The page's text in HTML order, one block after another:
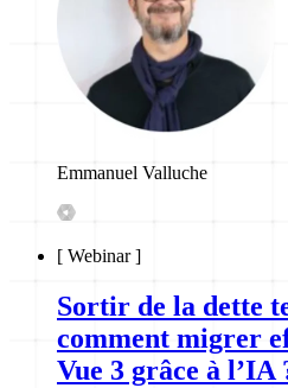
Emmanuel Valluche
[ Webinar]
Sortir de la dette
comment migrer
Vue 3 grâce à l’IA